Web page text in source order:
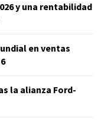
y una rentabilidad
en ventas
la alianza Ford-